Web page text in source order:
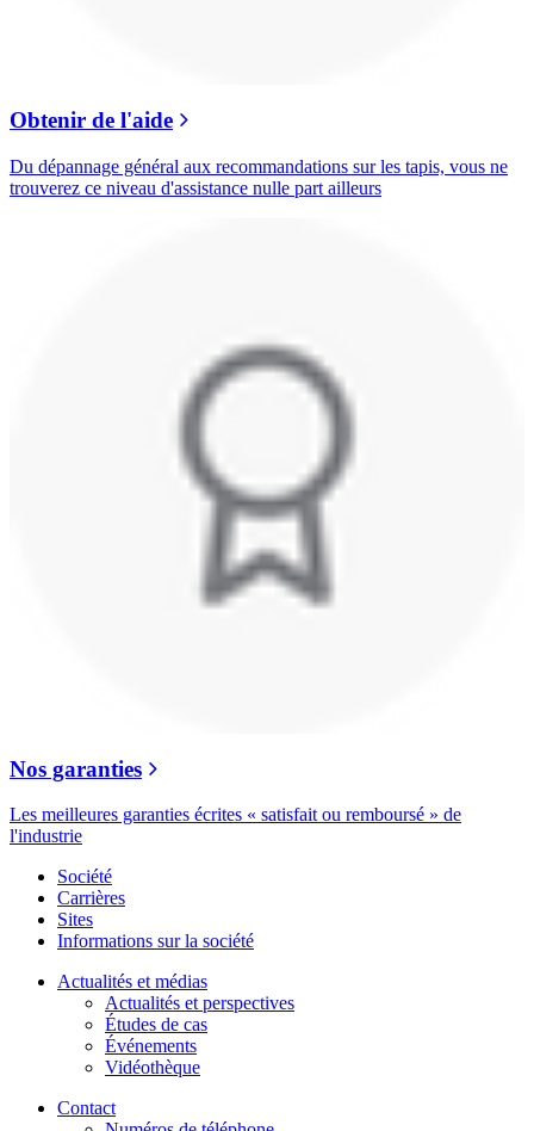
Obtenir de l'aide
Du dépannage général aux recommandations sur les tapis, vous ne
trouverez ce niveau d'assistance nulle part ailleurs
Nos garanties
Les meilleures garanties écrites « satisfait ou remboursé » de
l'industrie
Société
Carrières
Sites
Informations sur la société
Actualités et médias
Actualités et perspectives
Études de cas
Événements
Vidéothèque
Contact